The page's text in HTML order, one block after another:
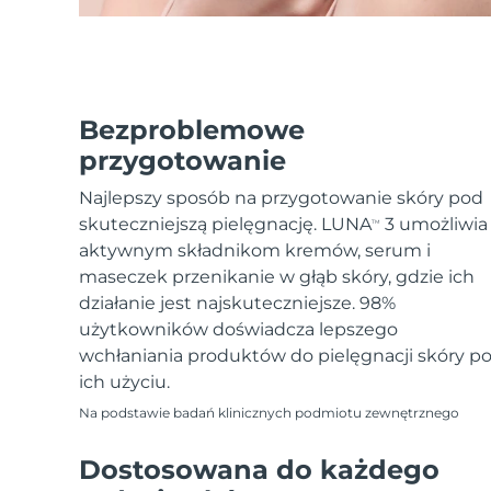
Bezproblemowe
przygotowanie
Najlepszy sposób na przygotowanie skóry pod
skuteczniejszą pielęgnację. LUNATM
3 umożliwia
aktywnym składnikom kremów, serum i
maseczek przenikanie w głąb skóry, gdzie ich
działanie jest najskuteczniejsze. 98%
użytkowników doświadcza lepszego
wchłaniania produktów do pielęgnacji skóry po
ich użyciu.
Na podstawie badań klinicznych podmiotu zewnętrznego
Dostosowana do każdego